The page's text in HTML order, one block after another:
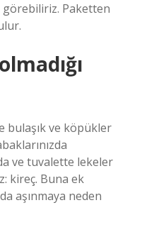
görebiliriz. Paketten
bulaşık ve köpükler
ve tuvalette lekeler
kireç. Buna ek
aşınmaya neden